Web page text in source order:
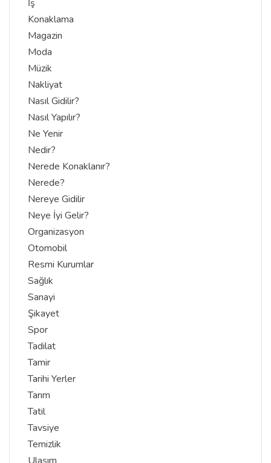
İş
Konaklama
Magazin
Moda
Müzik
Nakliyat
Nasıl Gidilir?
Nasıl Yapılır?
Ne Yenir
Nedir?
Nerede Konaklanır?
Nerede?
Nereye Gidilir
Neye İyi Gelir?
Organizasyon
Otomobil
Resmi Kurumlar
Sağlık
Sanayi
Şikayet
Spor
Tadilat
Tamir
Tarihi Yerler
Tarım
Tatil
Tavsiye
Temizlik